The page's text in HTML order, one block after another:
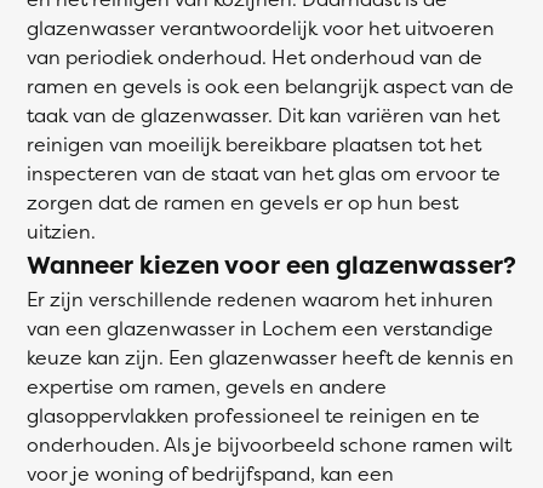
glazenwasser verantwoordelijk voor het uitvoeren
van periodiek onderhoud. Het onderhoud van de
ramen en gevels is ook een belangrijk aspect van de
taak van de glazenwasser. Dit kan variëren van het
reinigen van moeilijk bereikbare plaatsen tot het
inspecteren van de staat van het glas om ervoor te
zorgen dat de ramen en gevels er op hun best
uitzien.
Wanneer kiezen voor een glazenwasser?
Er zijn verschillende redenen waarom het inhuren
van een glazenwasser in Lochem een verstandige
keuze kan zijn. Een glazenwasser heeft de kennis en
expertise om ramen, gevels en andere
glasoppervlakken professioneel te reinigen en te
onderhouden. Als je bijvoorbeeld schone ramen wilt
voor je woning of bedrijfspand, kan een